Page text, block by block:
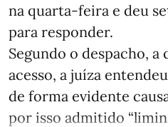
na quarta-feira e deu
para responder.
Segundo o despacho, a
acesso, a juíza
de forma evidente
por isso admitido